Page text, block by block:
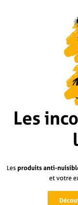
Les
Lesproduits anti-
et votre